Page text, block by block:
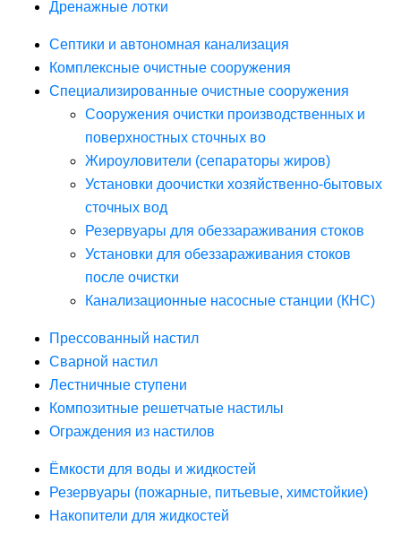
Дренажные лотки
Септики и автономная канализация
Комплексные очистные сооружения
Специализированные очистные сооружения
Сооружения очистки производственных и
поверхностных сточных во
Жироуловители (сепараторы жиров)
Установки доочистки хозяйственно-бытовых
сточных вод
Резервуары для обеззараживания стоков
Установки для обеззараживания стоков
после очистки
Канализационные насосные станции (КНС)
Прессованный настил
Сварной настил
Лестничные ступени
Композитные решетчатые настилы
Ограждения из настилов
Ёмкости для воды и жидкостей
Резервуары (пожарные, питьевые, химстойкие)
Накопители для жидкостей